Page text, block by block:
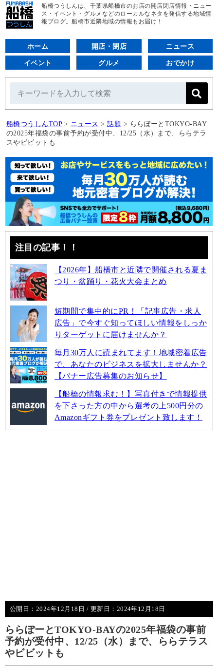
船橋つうしんは、千葉県船橋市のお店の開店閉店情報・ニュー
ス・イベント・グルメなどのローカルなネタを発信する地域情
報ブログ。船橋市近隣地域の情報もお届け！
ホーム 開店・閉店 ニュース
イベント グルメ おでかけ
船橋つうしんTOP > ニュース > 話題 > ららぽーとTOKYO‐BAY
の2025年福袋の事前予約が受付中、12/25（水）まで、ららテラ
スやビビットも
注目の記事！！
【2026年】船橋市と近隣で開催される夏ま
つり・盆踊り・花火大会まとめ
短期間で集中的にPR！「記事広告・求人
広告」で今すぐ知ってほしい情報をしっか
りターゲットに届けませんか？
毎月30万人に読まれてます！地域密着広告
で、あなたのビジネスを拡大しませんか？
【バナー広告募集のお知らせ】
【船橋の情報求む！】写真付きで情報提供
を下さった方の中から選考の上500円分の
Amazonギフト券をプレゼント致します！
公開日： 2024年12月18日 / 更新日： 2024年12月18日
ららぽーとTOKYO‐BAYの2025年福袋の事前
予約が受付中、12/25（水）まで、ららテラス
やビビットも